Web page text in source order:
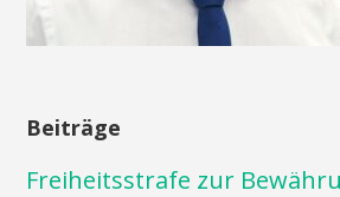
Beiträge
Freiheitsstrafe zur